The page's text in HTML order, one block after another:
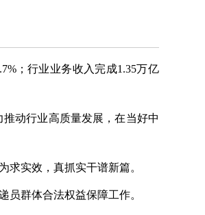
；行业业务收入完成1.35万亿
动行业高质量发展，在当好中
求实效，真抓实干谱新篇。
员群体合法权益保障工作。